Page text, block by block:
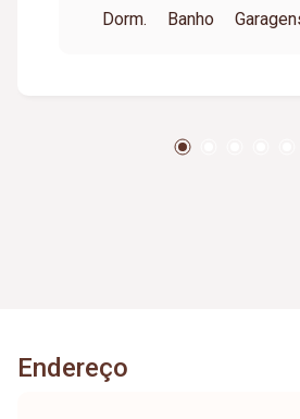
Dorm.
Banho
Endereço